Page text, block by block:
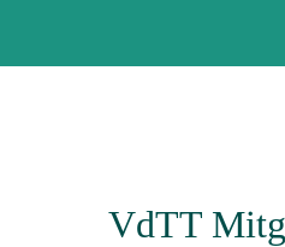
VdTT